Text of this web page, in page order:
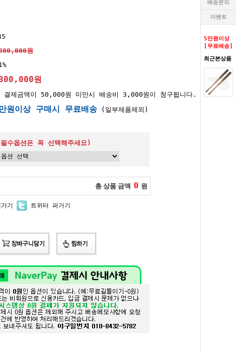
배송문의
이벤트
5만원이상
[무료배송]
최근본상품
원
원
결제금액이 50,000원 미만시 배송비 3,000원이 청구됩니다.
원이상 구매시 무료배송 (일부제품제외)
수옵션은 꼭 선택해주세요)
총 상품 금액 0 원
기 트위터 퍼가기